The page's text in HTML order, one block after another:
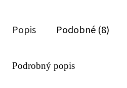
Popis Podobné (8)
Podrobný popis